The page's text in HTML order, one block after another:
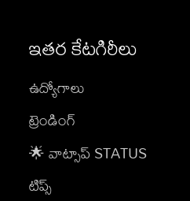
ఇతర కేటగిరీలు
ఉద్యోగాలు
ట్రెండింగ్
🌟 వాట్సాప్ STATUS
టిప్స్